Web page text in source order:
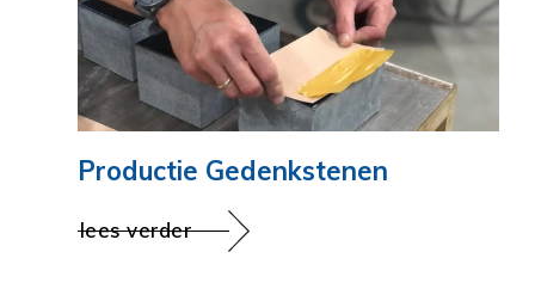
Productie Gedenkstenen
lees verder